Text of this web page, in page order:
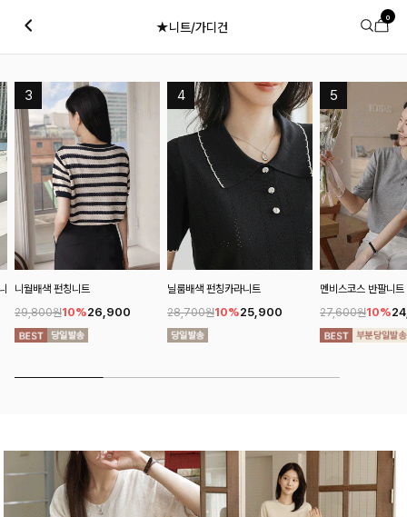
★니트/가디건
0
니월배색 펀칭니트
29,800원10%26,900
닐룸배색 펀칭카라니트
28,700원10%25,900
멘비스코스 반팔니트
27,600원10%